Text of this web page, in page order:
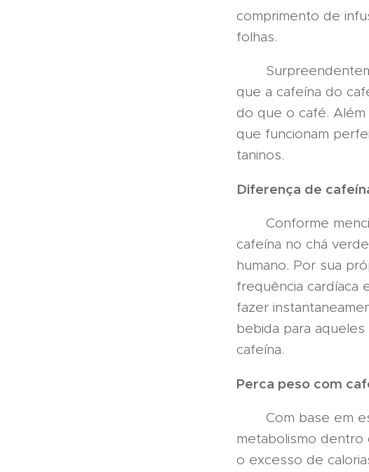
comprimento de
folhas.
que a cafeína do
do que o café.
que funcionam
taninos.
Diferença de
Conforme
cafeína no chá
humano. Por sua
frequência cardíaca
fazer
bebida para
cafeína.
Perca peso com
Com base em
metabolismo
o excesso de